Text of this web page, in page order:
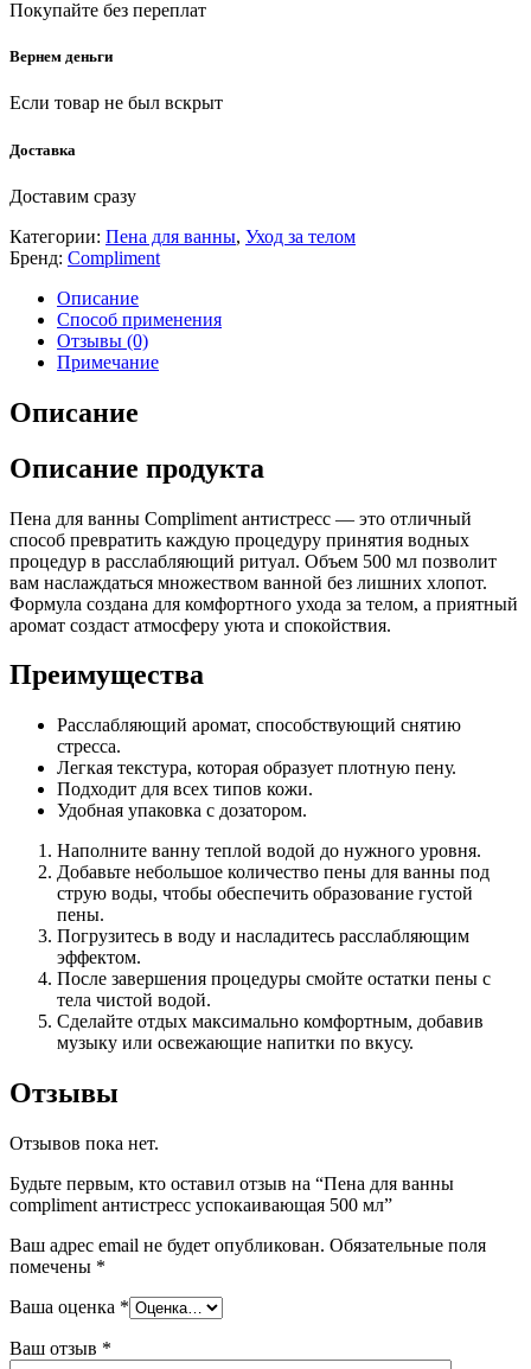
Покупайте без переплат
Вернем деньги
Если товар не был вскрыт
Доставка
Доставим сразу
Категории: Пена для ванны, Уход за телом
Бренд: Compliment
Описание
Способ применения
Отзывы (0)
Примечание
Описание
Описание продукта
Пена для ванны Compliment антистресс — это отличный
способ превратить каждую процедуру принятия водных
процедур в расслабляющий ритуал. Объем 500 мл позволит
вам наслаждаться множеством ванной без лишних хлопот.
Формула создана для комфортного ухода за телом, а приятный
аромат создаст атмосферу уюта и спокойствия.
Преимущества
Расслабляющий аромат, способствующий снятию
стресса.
Легкая текстура, которая образует плотную пену.
Подходит для всех типов кожи.
Удобная упаковка с дозатором.
Наполните ванну теплой водой до нужного уровня.
Добавьте небольшое количество пены для ванны под
струю воды, чтобы обеспечить образование густой
пены.
Погрузитесь в воду и насладитесь расслабляющим
эффектом.
После завершения процедуры смойте остатки пены с
тела чистой водой.
Сделайте отдых максимально комфортным, добавив
музыку или освежающие напитки по вкусу.
Отзывы
Отзывов пока нет.
Будьте первым, кто оставил отзыв на “Пена для ванны
compliment антистресс успокаивающая 500 мл”
Ваш адрес email не будет опубликован. Обязательные поля
помечены *
Ваша оценка *
Ваш отзыв *